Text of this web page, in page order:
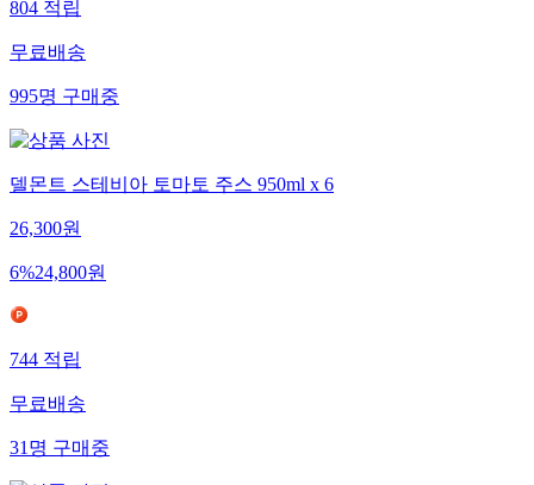
804적립
무료배송
995명구매중
델몬트 스테비아 토마토 주스 950ml x 6
26,300원
6%24,800원
744적립
무료배송
31명구매중